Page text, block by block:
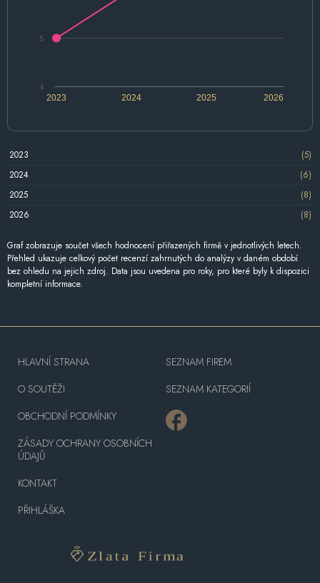
2024 2026
2023 2025
4
5
2023
(5)
2024
(6)
2025
(8)
2026
(8)
Graf zobrazuje součet všech hodnocení přiřazených firmě v jednotlivých letech.
Přehled ukazuje celkový počet recenzí zahrnutých do analýzy v daném období
bez ohledu na jejich zdroj. Data jsou uvedena pro roky, pro které byly k dispozici
kompletní informace.
HLAVNÍ STRANA
O SOUTĚŽI
OBCHODNÍ PODMÍNKY
ZÁSADY OCHRANY OSOBNÍCH
ÚDAJŮ
KONTAKT
PŘIHLÁŠKA
SEZNAM FIREM
SEZNAM KATEGORIÍ